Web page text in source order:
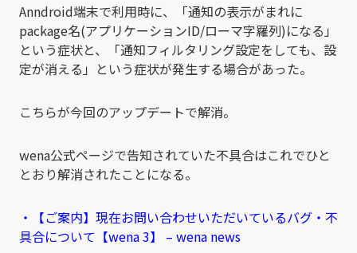
Anndroid端末で利用時に、「通知の表示がまれに
package名(アプリケーションID/ローマ字羅列)になる」
という症状と、「通知フィルタリング設定をしても、設
定が消える」という症状が発生する場合があった。
こちらが今回のアップデートで解消。
wena公式ページで告知されていた不具合はこれでひと
とおり解消されたことになる。
・【ご案内】現在お問い合わせいただいているバグ・不
具合について【wena 3】 – wena news